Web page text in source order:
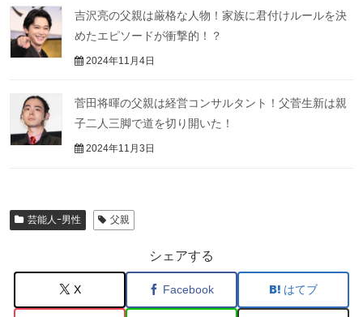
吉沢亮の父親は厳格な人物！家族に君付けルールを決
めたエピソードが衝撃的！？
2024年11月4日
菅田将暉の父親は経営コンサルタント！父菅生新は親
子二人三脚で道を切り開いた！
2024年11月3日
芸能人ｰ男性 父親
シェアする
X Facebook はてブ